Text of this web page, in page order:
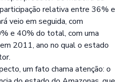
relativa entre 36% e
veio em seguida, com
e 40% do total, com uma
2011, ano no qual o estado
um fato chama atenção: o